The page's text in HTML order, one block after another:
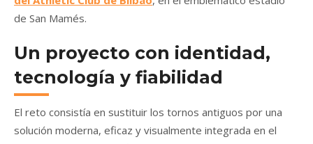
de San Mamés.
Un proyecto con identidad,
tecnología y fiabilidad
El reto consistía en sustituir los tornos antiguos por una
solución moderna, eficaz y visualmente integrada en el